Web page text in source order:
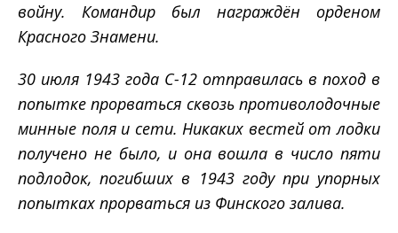
войну. Командир был награждён орденом
Красного Знамени.
30 июля 1943 года С-12 отправилась в поход в
попытке прорваться сквозь противолодочные
минные поля и сети. Никаких вестей от лодки
получено не было, и она вошла в число пяти
подлодок, погибших в 1943 году при упорных
попытках прорваться из Финского залива.